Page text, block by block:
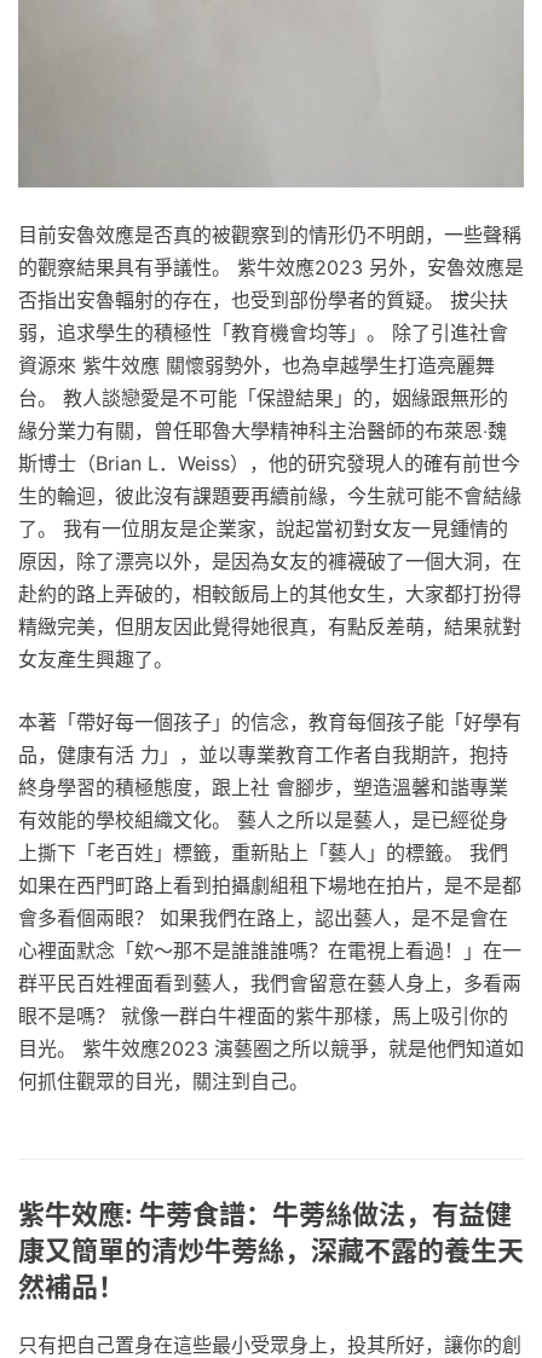
目前安魯效應是否真的被觀察到的情形仍不明朗，一些聲稱
的觀察結果具有爭議性。 紫牛效應2023 另外，安魯效應是
否指出安魯輻射的存在，也受到部份學者的質疑。 拔尖扶
弱，追求學生的積極性「教育機會均等」。 除了引進社會
資源來 紫牛效應 關懷弱勢外，也為卓越學生打造亮麗舞
台。 教人談戀愛是不可能「保證結果」的，姻緣跟無形的
緣分業力有關，曾任耶魯大學精神科主治醫師的布萊恩‧魏
斯博士（Brian L．Weiss），他的研究發現人的確有前世今
生的輪迴，彼此沒有課題要再續前緣，今生就可能不會結緣
了。 我有一位朋友是企業家，說起當初對女友一見鍾情的
原因，除了漂亮以外，是因為女友的褲襪破了一個大洞，在
赴約的路上弄破的，相較飯局上的其他女生，大家都打扮得
精緻完美，但朋友因此覺得她很真，有點反差萌，結果就對
女友產生興趣了。
本著「帶好每一個孩子」的信念，教育每個孩子能「好學有
品，健康有活 力」，並以專業教育工作者自我期許，抱持
終身學習的積極態度，跟上社 會腳步，塑造溫馨和諧專業
有效能的學校組織文化。 藝人之所以是藝人，是已經從身
上撕下「老百姓」標籤，重新貼上「藝人」的標籤。 我們
如果在西門町路上看到拍攝劇組租下場地在拍片，是不是都
會多看個兩眼？ 如果我們在路上，認出藝人，是不是會在
心裡面默念「欸～那不是誰誰誰嗎？在電視上看過！」在一
群平民百姓裡面看到藝人，我們會留意在藝人身上，多看兩
眼不是嗎？ 就像一群白牛裡面的紫牛那樣，馬上吸引你的
目光。 紫牛效應2023 演藝圈之所以競爭，就是他們知道如
何抓住觀眾的目光，關注到自己。
紫牛效應: 牛蒡食譜：牛蒡絲做法，有益健
康又簡單的清炒牛蒡絲，深藏不露的養生天
然補品！
只有把自己置身在這些最小受眾身上，投其所好，讓你的創